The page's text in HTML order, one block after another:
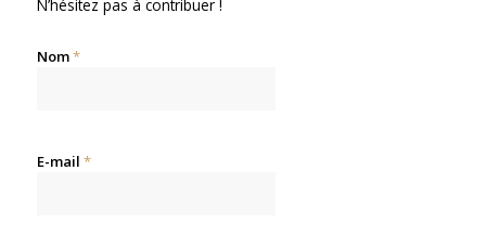
N’hésitez pas à contribuer !
Nom*
E-mail *